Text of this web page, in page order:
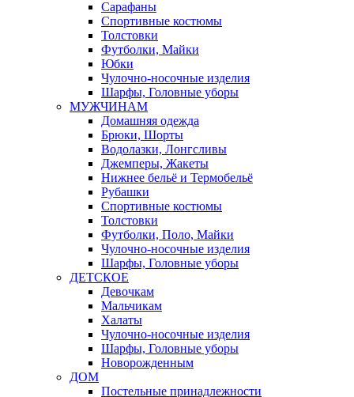
Сарафаны
Спортивные костюмы
Толстовки
Футболки, Майки
Юбки
Чулочно-носочные изделия
Шарфы, Головные уборы
МУЖЧИНАМ
Домашняя одежда
Брюки, Шорты
Водолазки, Лонгсливы
Джемперы, Жакеты
Нижнее бельё и Термобельё
Рубашки
Спортивные костюмы
Толстовки
Футболки, Поло, Майки
Чулочно-носочные изделия
Шарфы, Головные уборы
ДЕТСКОЕ
Девочкам
Мальчикам
Халаты
Чулочно-носочные изделия
Шарфы, Головные уборы
Новорожденным
ДОМ
Постельные принадлежности